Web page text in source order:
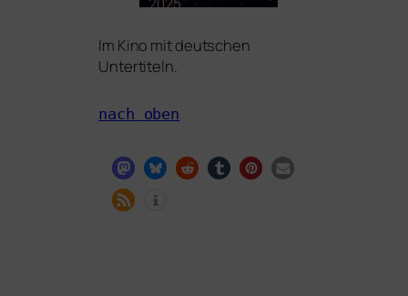
2025
Im Kino mit deut­schen
Untertiteln.
nach oben